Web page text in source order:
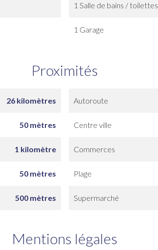
1 Salle de bains / toilettes
1 Garage
Proximités
26 kilomètres Autoroute
50 mètres Centre ville
1 kilomètre Commerces
50 mètres Plage
500 mètres Supermarché
Mentions légales